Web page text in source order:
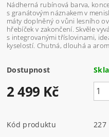
Nádherná rubínová barva,
s granátovým náznakem v
máty doplněný o vůni lesního
hřebíček v zakončení. Skvěle
s integrovanými tříslovinami,
kyselostí. Chutná, dlouhá a
Dostupnost
2 499 Kč
Kód produktu
227